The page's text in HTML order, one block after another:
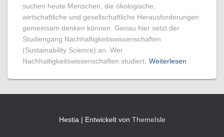
suchen heute Menschen, die ökologische,
wirtschaftliche und gesellschaftliche Herausforderungen
gemeinsam denken können. Genau hier setzt der
Studiengang Nachhaltigkeitswissenschaften
(Sustainability Science) an. Wer
Nachhaltigkeitswissenschaften studiert, Weiterlesen
Hestia | Entwickelt von ThemeIsle